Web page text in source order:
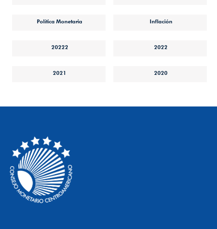
Política Monetaria Inflación
20222 2022
2021 2020